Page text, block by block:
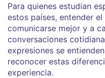
Para quienes estudian
estos países, entender
comunicarse mejor y a
conversaciones
expresiones se
reconocer estas
experiencia.